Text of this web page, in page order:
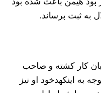
به ثبت برساند.
کار کشته و صاحب
به اینکهدخود او نیز